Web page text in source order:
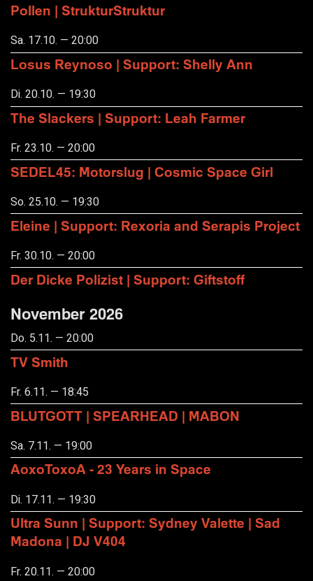
Pollen | StrukturStruktur
Sa. 17.10. — 20:00
Losus Reynoso | Support: Shelly Ann
Di. 20.10. — 19:30
The Slackers | Support: Leah Farmer
Fr. 23.10. — 20:00
SEDEL45: Motorslug | Cosmic Space Girl
So. 25.10. — 19:30
Eleine | Support: Rexoria and Serapis Project
Fr. 30.10. — 20:00
Der Dicke Polizist | Support: Giftstoff
November 2026
Do. 5.11. — 20:00
TV Smith
Fr. 6.11. — 18:45
BLUTGOTT | SPEARHEAD | MABON
Sa. 7.11. — 19:00
AoxoToxoA - 23 Years in Space
Di. 17.11. — 19:30
Ultra Sunn | Support: Sydney Valette | Sad
Madona | DJ V404
Fr. 20.11. — 20:00